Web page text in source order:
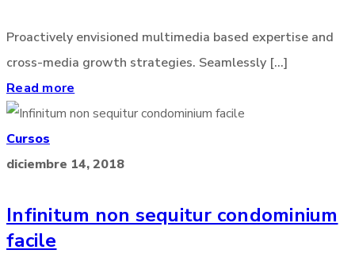
Proactively envisioned multimedia based expertise and
cross-media growth strategies. Seamlessly [...]
Read more
Cursos
diciembre 14, 2018
Infinitum non sequitur condominium
facile